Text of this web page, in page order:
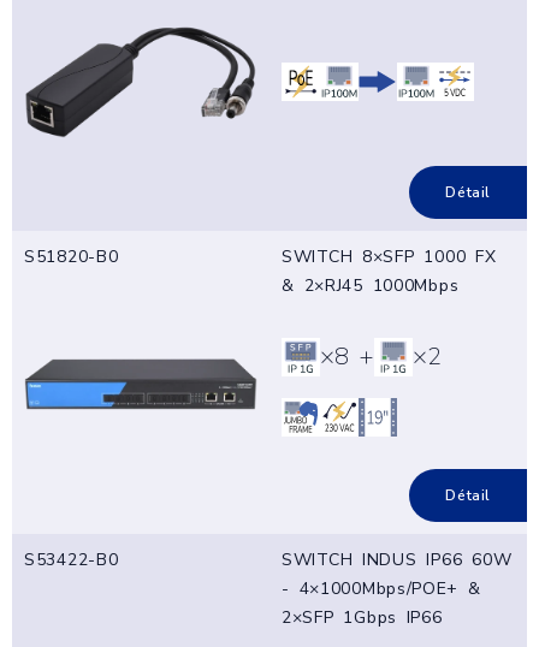
Détail
S51820-B0
SWITCH 8×SFP 1000 FX
& 2×RJ45 1000Mbps
×8 + ×2
Détail
S53422-B0
SWITCH INDUS IP66 60W
- 4×1000Mbps/POE+ &
2×SFP 1Gbps IP66